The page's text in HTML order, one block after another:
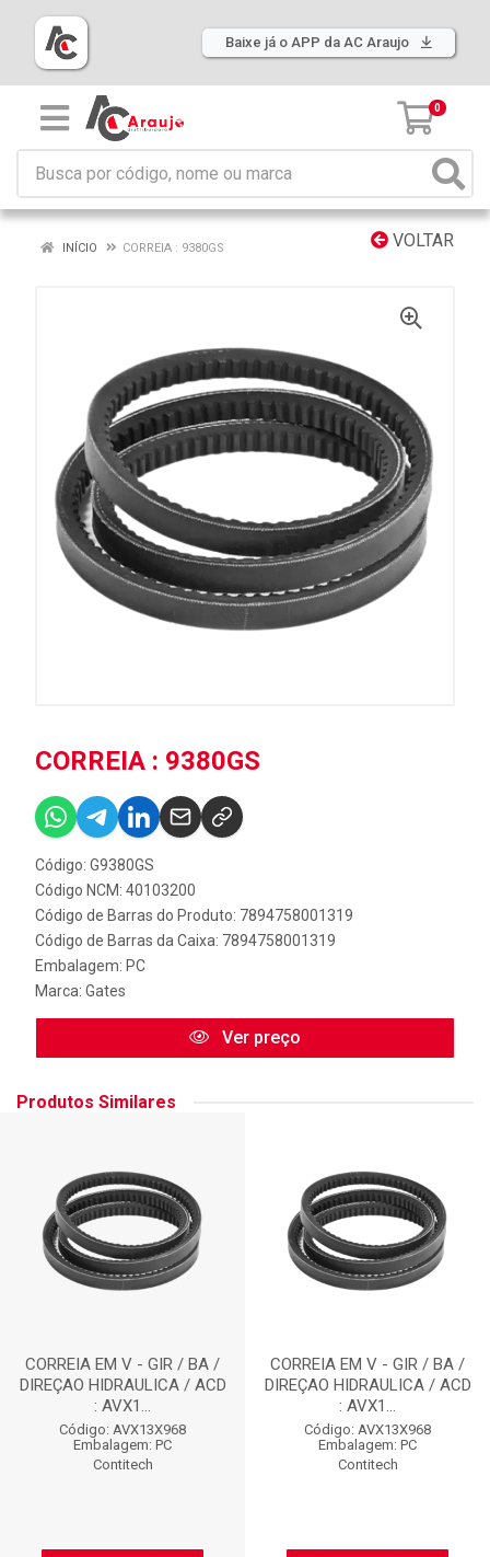
Baixe já o APP da AC Araujo
0
VOLTAR
INÍCIO CORREIA : 9380GS
CORREIA : 9380GS
Código: G9380GS
Código NCM: 40103200
Código de Barras do Produto: 7894758001319
Código de Barras da Caixa: 7894758001319
Embalagem: PC
Marca: Gates
Ver preço
Produtos Similares
CORREIA EM V - GIR / BA /
DIREÇAO HIDRAULICA / ACD
: AVX1...
Código: AVX13X968
Embalagem: PC
Contitech
CORREIA EM V - GIR / BA /
DIREÇAO HIDRAULICA / ACD
: AVX1...
Código: AVX13X968
Embalagem: PC
Contitech